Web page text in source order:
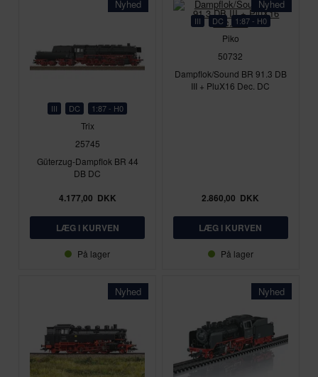
Nyhed
III DC 1:87 - H0
Trix
25745
Güterzug-Dampflok BR 44
DB DC
4.177,00 DKK
På lager
Nyhed
III DC 1:87 - H0
Piko
50732
Dampflok/Sound BR 91.3 DB
III + PluX16 Dec. DC
2.860,00 DKK
På lager
Nyhed Nyhed